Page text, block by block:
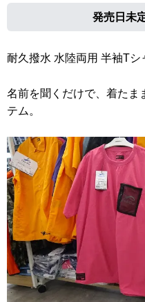
発売日未
耐久撥水 水陸両用 半袖Tシ
名前を聞くだけで、着たま
テム。